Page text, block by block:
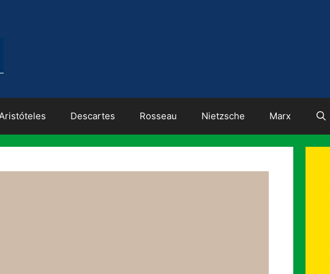
Descartes Rosseau Nietzsche Marx